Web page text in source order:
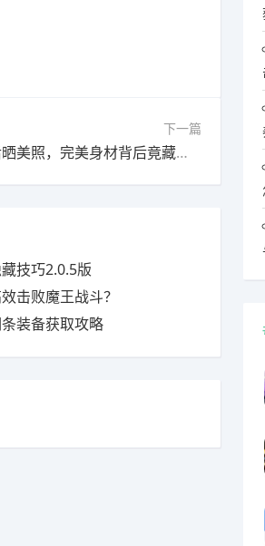
下一篇
下一篇：《剑星》女主爆红后晒美照，完美身材背后竟藏这个秘密
技巧2.0.5版
击败魔王战斗？
装备获取攻略